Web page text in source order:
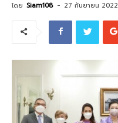
โดย Siam108 - 27 กันยายน 2022